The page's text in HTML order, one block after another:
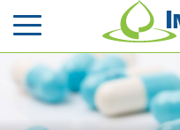
Sắp xếp